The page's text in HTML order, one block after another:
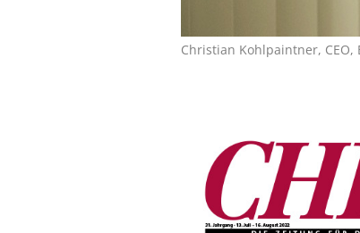
Christian Kohlpaintner, CEO,